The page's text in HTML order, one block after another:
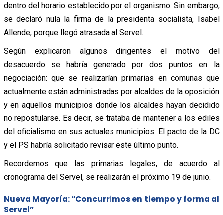
dentro del horario establecido por el organismo. Sin embargo,
se declaró nula la firma de la presidenta socialista, Isabel
Allende, porque llegó atrasada al Servel.
Según explicaron algunos dirigentes el motivo del
desacuerdo se habría generado por dos puntos en la
negociación: que se realizarían primarias en comunas que
actualmente están administradas por alcaldes de la oposición
y en aquellos municipios donde los alcaldes hayan decidido
no repostularse. Es decir, se trataba de mantener a los ediles
del oficialismo en sus actuales municipios. El pacto de la DC
y el PS habría solicitado revisar este último punto.
Recordemos que las primarias legales, de acuerdo al
cronograma del Servel, se realizarán el próximo 19 de junio.
Nueva Mayoría: “Concurrimos en tiempo y forma al
Servel”